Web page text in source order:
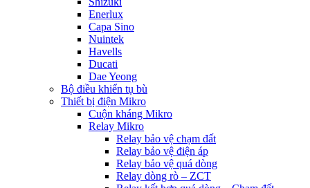
Enerlux
Capa Sino
Nuintek
Havells
Ducati
Dae Yeong
Bộ điều khiển tụ bù
Thiết bị điện Mikro
Cuộn kháng Mikro
Relay Mikro
Relay bảo vệ chạm đất
Relay bảo vệ điện áp
Relay bảo vệ quá dòng
Relay dòng rò – ZCT